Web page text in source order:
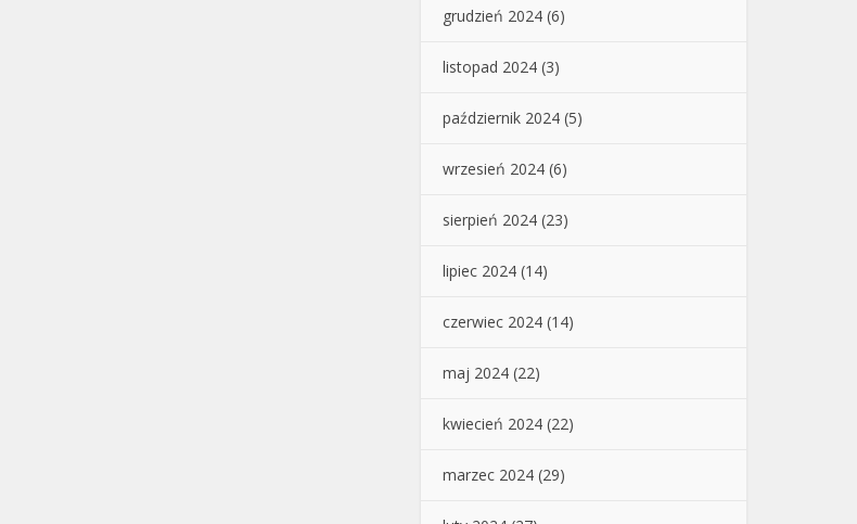
grudzień 2024 (6)
listopad 2024 (3)
październik 2024 (5)
wrzesień 2024 (6)
sierpień 2024 (23)
lipiec 2024 (14)
czerwiec 2024 (14)
maj 2024 (22)
kwiecień 2024 (22)
marzec 2024 (29)